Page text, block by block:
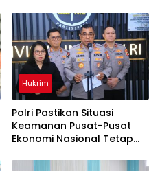
Hukrim
Polri Pastikan Situasi
Keamanan Pusat-Pusat
Ekonomi Nasional Tetap